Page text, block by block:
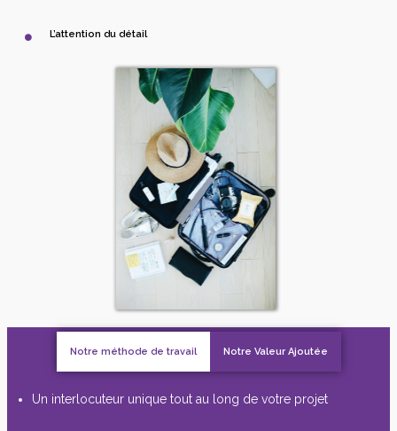
L’attention du détail
Notre méthode de travail Notre Valeur Ajoutée
Un interlocuteur unique tout au long de votre projet